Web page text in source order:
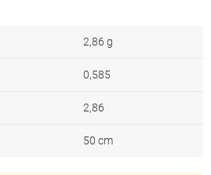
2,86 g
0,585
2,86
50 cm